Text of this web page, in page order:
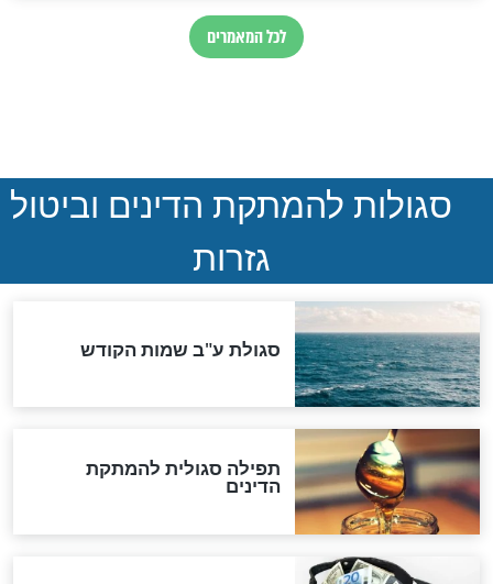
חדשות יהדות
ההסכם החשאי של טראמפ
ואיראן: בלי שקיפות ועם הרבה
סימני שאלה
המסמך האבוד שנחשף
במרתפי מוסקבה: כתב היד
הנדיר של הרשב"ם התגלה